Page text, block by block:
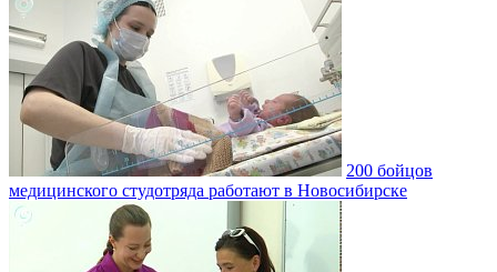
200 бойцов
медицинского студотряда работают в Новосибирске